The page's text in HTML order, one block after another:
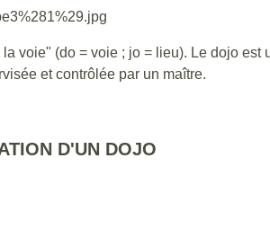
voie" (do = voie ; jo = lieu). Le dojo est
et contrôlée par un maître.
D'UN DOJO